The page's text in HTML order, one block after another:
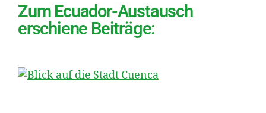
Zum Ecuador-Austausch
erschiene Beiträge: